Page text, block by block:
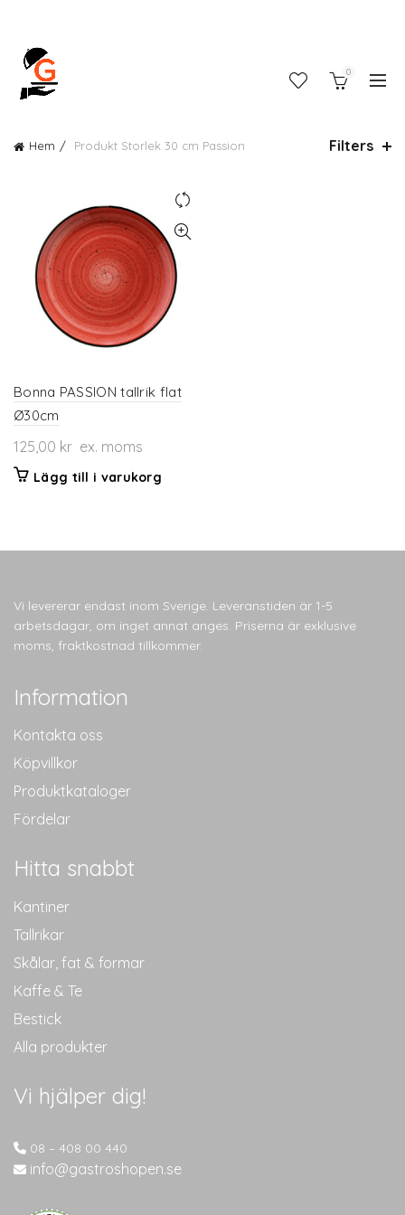
0
Hem Produkt Storlek 30 cm Passion Filters
Bonna PASSION tallrik flat
Ø30cm
125,00 kr ex. moms
Lägg till i varukorg
Vi levererar endast inom Sverige. Leveranstiden är 1-5
arbetsdagar, om inget annat anges. Priserna är exklusive
moms, fraktkostnad tillkommer.
Information
Kontakta oss
Köpvillkor
Produktkataloger
Fördelar
Hitta snabbt
Kantiner
Tallrikar
Skålar, fat & formar
Kaffe & Te
Bestick
Alla produkter
Vi hjälper dig!
08 – 408 00 440
info@gastroshopen.se